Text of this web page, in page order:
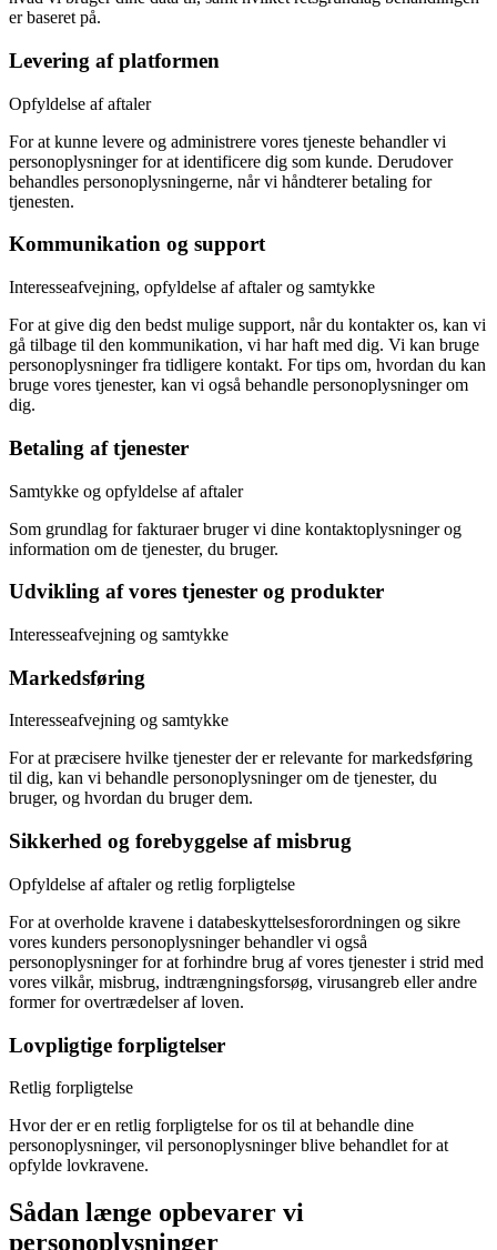
er baseret på.
Levering af platformen
Opfyldelse af aftaler
For at kunne levere og administrere vores tjeneste behandler vi
personoplysninger for at identificere dig som kunde. Derudover
behandles personoplysningerne, når vi håndterer betaling for
tjenesten.
Kommunikation og support
Interesseafvejning, opfyldelse af aftaler og samtykke
For at give dig den bedst mulige support, når du kontakter os, kan vi
gå tilbage til den kommunikation, vi har haft med dig. Vi kan bruge
personoplysninger fra tidligere kontakt. For tips om, hvordan du kan
bruge vores tjenester, kan vi også behandle personoplysninger om
dig.
Betaling af tjenester
Samtykke og opfyldelse af aftaler
Som grundlag for fakturaer bruger vi dine kontaktoplysninger og
information om de tjenester, du bruger.
Udvikling af vores tjenester og produkter
Interesseafvejning og samtykke
Markedsføring
Interesseafvejning og samtykke
For at præcisere hvilke tjenester der er relevante for markedsføring
til dig, kan vi behandle personoplysninger om de tjenester, du
bruger, og hvordan du bruger dem.
Sikkerhed og forebyggelse af misbrug
Opfyldelse af aftaler og retlig forpligtelse
For at overholde kravene i databeskyttelsesforordningen og sikre
vores kunders personoplysninger behandler vi også
personoplysninger for at forhindre brug af vores tjenester i strid med
vores vilkår, misbrug, indtrængningsforsøg, virusangreb eller andre
former for overtrædelser af loven.
Lovpligtige forpligtelser
Retlig forpligtelse
Hvor der er en retlig forpligtelse for os til at behandle dine
personoplysninger, vil personoplysninger blive behandlet for at
opfylde lovkravene.
Sådan længe opbevarer vi
personoplysninger